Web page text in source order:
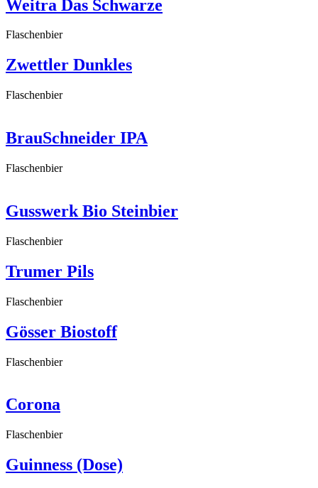
Weitra Das Schwarze
Flaschenbier
Zwettler Dunkles
Flaschenbier
BrauSchneider IPA
Flaschenbier
Gusswerk Bio Steinbier
Flaschenbier
Trumer Pils
Flaschenbier
Gösser Biostoff
Flaschenbier
Corona
Flaschenbier
Guinness (Dose)